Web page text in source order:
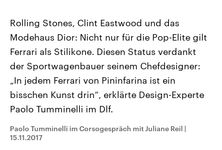
Landtagswahl Sachsen-Anhalt
2026
Alle Informationen
Sachsen-Anhalt wählt am 6.
September 2026 einen neuen
Landtag. Seit 2021 wird das
Bundesland von einer Koalition aus
Umfragen, Prognosen,
und Hintergründe zu den Parteien
und Kandidaten der anstehenden
Wahl.
Aktuelle Beiträge,
Hintergründe
Wirtschaftlich und
gehören die Vereinigten
den mächtigsten Ländern
mit großem Einfluss auf
aktuelle Weltgeschehen.
Sendungen Programm Podcasts
Rolling Stones, Clint Eastwood und das
Modehaus Dior: Nicht nur für die Pop-Elite gilt
Ferrari als Stilikone. Diesen Status verdankt
der Sportwagenbauer seinem Chefdesigner:
„In jedem Ferrari von Pininfarina ist ein
bisschen Kunst drin“, erklärte Design-Experte
Paolo Tumminelli im Dlf.
Paolo Tumminelli im Corsogespräch mit Juliane Reil |
15.11.2017